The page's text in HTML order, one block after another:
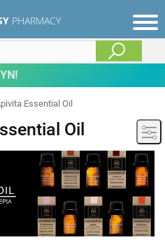
PHARMACY
Essential Oil
Oil